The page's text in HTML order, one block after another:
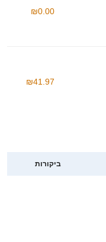
₪0.00
₪41.97
ביקורות